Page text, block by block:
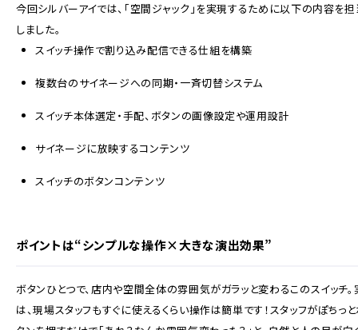
今回シルバーアイでは、「空間ジャック」を実現するために以下の内容を
しました。
スイッチ操作で割り込み配信できる仕組を構築
複数台のサイネージへの同期・一斉切替システム
スイッチ本体選定・手配、ボタンの画像設定や運用設計
サイネージに放映するコンテンツ
スイッチのボタンコンテンツ
ポイントは“シンプルな操作×大きな演出効果”
ボタンひとつで、店内や空間全体の雰囲気がガラッと変わるこのスイッチ。
は、現場スタッフもすぐに使えるくらい操作は簡単です！スタッフがぽちっ